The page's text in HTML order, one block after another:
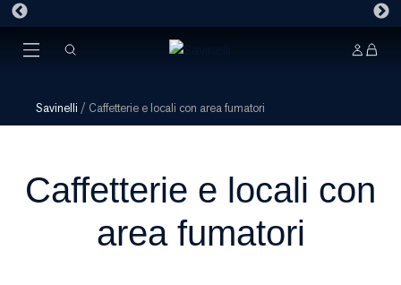
Savinelli / Caffetterie e locali con area fumatori
Caffetterie e locali con
area fumatori